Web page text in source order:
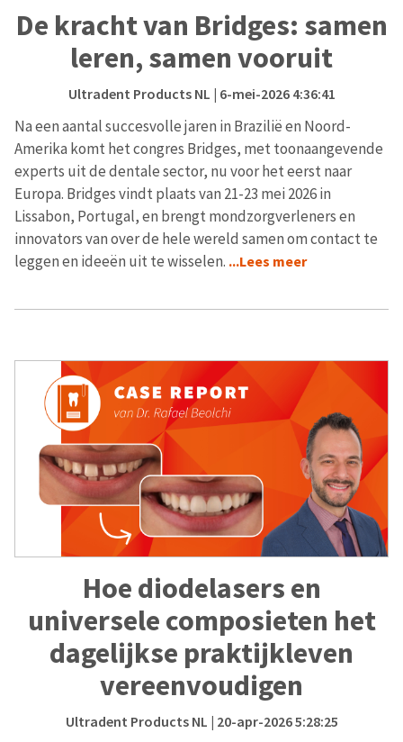
De kracht van Bridges: samen
leren, samen vooruit
Ultradent Products NL | 6-mei-2026 4:36:41
Na een aantal succesvolle jaren in Brazilië en Noord-
Amerika komt het congres Bridges, met toonaangevende
experts uit de dentale sector, nu voor het eerst naar
Europa. Bridges vindt plaats van 21-23 mei 2026 in
Lissabon, Portugal, en brengt mondzorgverleners en
innovators van over de hele wereld samen om contact te
leggen en ideeën uit te wisselen. ...Lees meer
Hoe diodelasers en
universele composieten het
dagelijkse praktijkleven
vereenvoudigen
Ultradent Products NL | 20-apr-2026 5:28:25